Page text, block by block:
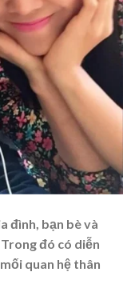
đình, bạn bè và
đó có diễn
quan hệ thân